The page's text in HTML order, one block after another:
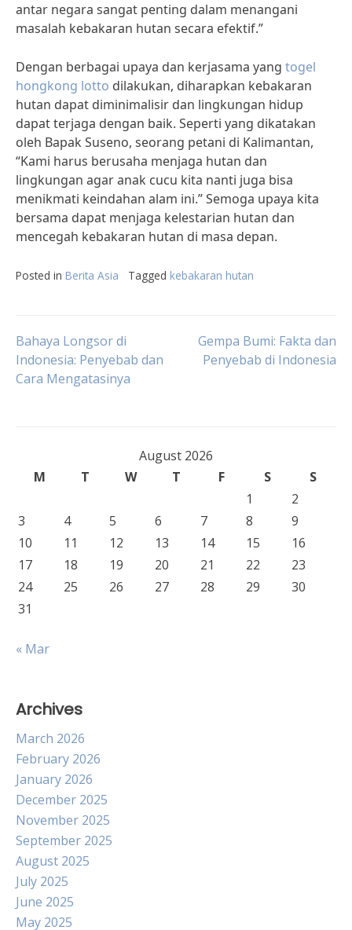
antar negara sangat penting dalam menangani
masalah kebakaran hutan secara efektif.”
Dengan berbagai upaya dan kerjasama yang togel
hongkong lotto dilakukan, diharapkan kebakaran
hutan dapat diminimalisir dan lingkungan hidup
dapat terjaga dengan baik. Seperti yang dikatakan
oleh Bapak Suseno, seorang petani di Kalimantan,
“Kami harus berusaha menjaga hutan dan
lingkungan agar anak cucu kita nanti juga bisa
menikmati keindahan alam ini.” Semoga upaya kita
bersama dapat menjaga kelestarian hutan dan
mencegah kebakaran hutan di masa depan.
Posted in Berita Asia Tagged kebakaran hutan
Post
navigation
Bahaya Longsor di
Indonesia: Penyebab dan
Cara Mengatasinya
Gempa Bumi: Fakta dan
Penyebab di Indonesia
August 2026
M
T W T F S
S
1
2
3
4 5 6 7 8
9
10
11 12 13 14 15
16
17
18 19 20 21 22
23
24
25 26 27 28 29
30
31
« Mar
Archives
March 2026
February 2026
January 2026
December 2025
November 2025
September 2025
August 2025
July 2025
June 2025
May 2025